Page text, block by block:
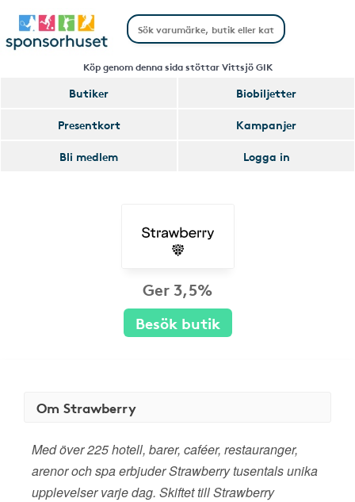
Köp genom denna sida stöttar Vittsjö GIK
Butiker
Biobiljetter
Presentkort
Kampanjer
Bli medlem
Logga in
Ger 3,5%
Besök butik
Om Strawberry
Med över 225 hotell, barer, caféer, restauranger,
arenor och spa erbjuder Strawberry tusentals unika
upplevelser varje dag. Skiftet till Strawberry